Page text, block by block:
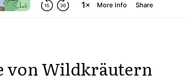
von Wildkräutern